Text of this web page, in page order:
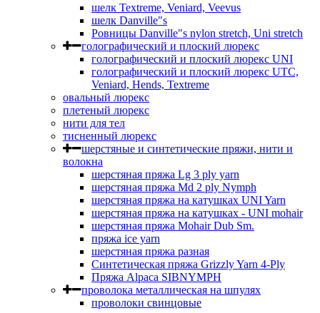
шелк Textreme, Veniard, Veevus
шелк Danville"s
Ровницы Danville"s nylon stretch, Uni stretch
голографический и плоский люрекс
голографический и плоский люрекс UNI
голографический и плоский люрекс UTC,
Veniard, Hends, Textreme
овальный люрекс
плетеный люрекс
нити для тел
тисненный люрекс
шерстяные и синтетические пряжи, нити и
волокна
шерстяная пряжа Lg 3 ply yarn
шерстяная пряжа Md 2 ply Nymph
шерстяная пряжа на катушках UNI Yarn
шерстяная пряжа на катушках - UNI mohair
шерстяная пряжа Mohair Dub Sm.
пряжа ice yarn
шерстяная пряжа разная
Синтетическая пряжа Grizzly Yarn 4-Ply
Пряжа Alpaca SIBNYMPH
проволока металлическая на шпулях
проволоки свинцовые